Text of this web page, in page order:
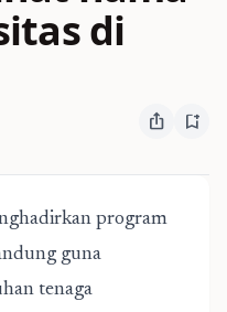
di
ios_share bookmark_add
program
guna
tenaga